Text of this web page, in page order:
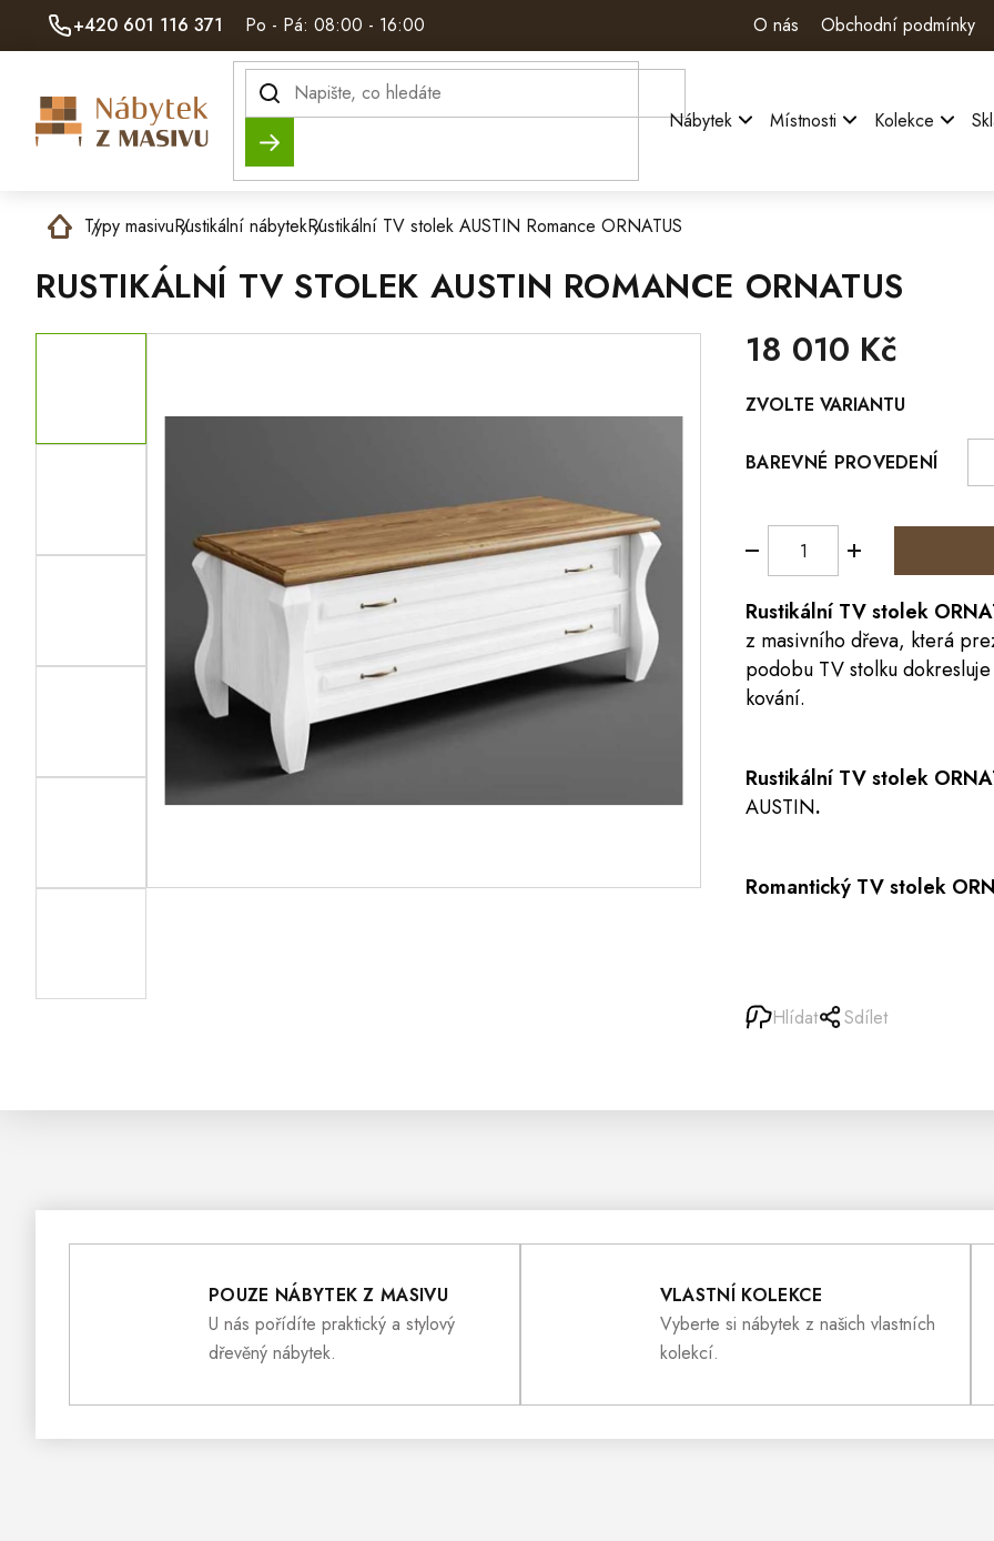
+420 601 116 371 Po - Pá: 08:00 - 16:00 O nás Obchodní podmínky
Hledat Nábytek Místnosti Kolekce
DomůTypy masivuRustikální nábytekRustikální TV stolek AUSTIN Romance ORNATUS
RUSTIKÁLNÍ TV STOLEK AUSTIN ROMANCE ORNATUS
18 010 Kč
cena:
ZVOLTE VARIANTU
BAREVNÉ PROVEDENÍ
Rustikální TV stolek
z masivního dřeva, která
podobu TV stolku
kování.
Rustikální TV stolek
AUSTIN.
Romantický TV stolek
Hlídat Sdílet
POUZE NÁBYTEK Z MASIVU
U nás pořídíte praktický a stylový
dřevěný nábytek.
VLASTNÍ KOLEKCE
Vyberte si nábytek z našich vlastních
kolekcí.